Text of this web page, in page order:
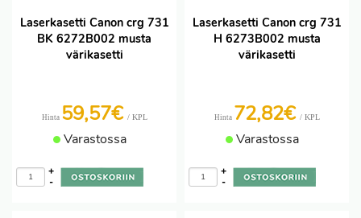
Laserkasetti Canon crg 731
BK 6272B002 musta
värikasetti
Hinta 59,57€ / KPL
Varastossa
-
+
Laserkasetti Canon crg 731
H 6273B002 musta
värikasetti
Hinta 72,82€ / KPL
Varastossa
-
+